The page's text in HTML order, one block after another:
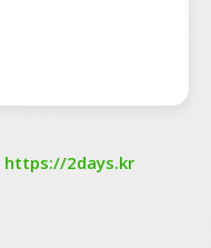
https://2days.kr